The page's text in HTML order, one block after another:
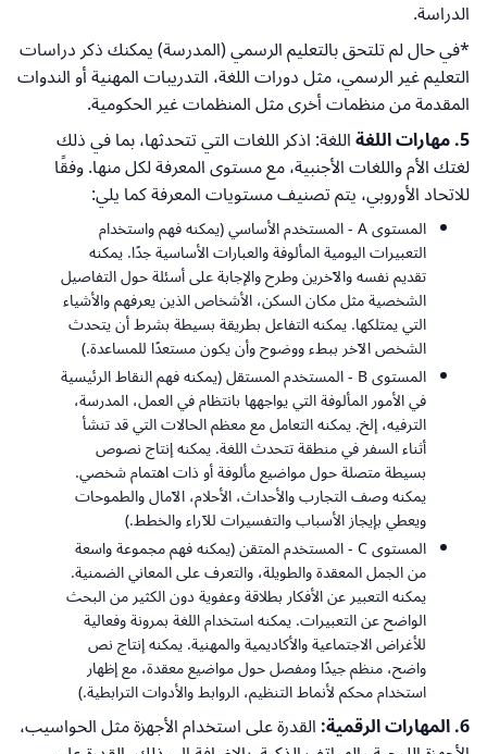
الدراسة.
*في حال لم تلتحق بالتعليم الرسمي (المدرسة) يمكنك ذكر دراسات
التعليم غير الرسمي، مثل دورات اللغة، التدريبات المهنية أو الندوات
المقدمة من منظمات أخرى مثل المنظمات غير الحكومية.
5. مهارات اللغة
اللغة: اذكر اللغات التي تتحدثها، بما في ذلك
لغتك الأم واللغات الأجنبية، مع مستوى المعرفة لكل منها. وفقًا
للاتحاد الأوروبي، يتم تصنيف مستويات المعرفة كما يلي:
المستوى A - المستخدم الأساسي (يمكنه فهم واستخدام
التعبيرات اليومية المألوفة والعبارات الأساسية جدًا. يمكنه
تقديم نفسه والآخرين وطرح والإجابة على أسئلة حول التفاصيل
الشخصية مثل مكان السكن، الأشخاص الذين يعرفهم والأشياء
التي يمتلكها. يمكنه التفاعل بطريقة بسيطة بشرط أن يتحدث
الشخص الآخر ببطء ووضوح وأن يكون مستعدًا للمساعدة.)
المستوى B - المستخدم المستقل (يمكنه فهم النقاط الرئيسية
في الأمور المألوفة التي يواجهها بانتظام في العمل، المدرسة،
الترفيه، إلخ. يمكنه التعامل مع معظم الحالات التي قد تنشأ
أثناء السفر في منطقة تتحدث اللغة. يمكنه إنتاج نصوص
بسيطة متصلة حول مواضيع مألوفة أو ذات اهتمام شخصي.
يمكنه وصف التجارب والأحداث، الأحلام، الآمال والطموحات
ويعطي بإيجاز الأسباب والتفسيرات للآراء والخطط.)
المستوى C - المستخدم المتقن (يمكنه فهم مجموعة واسعة
من الجمل المعقدة والطويلة، والتعرف على المعاني الضمنية.
يمكنه التعبير عن الأفكار بطلاقة وعفوية دون الكثير من البحث
الواضح عن التعبيرات. يمكنه استخدام اللغة بمرونة وفعالية
للأغراض الاجتماعية والأكاديمية والمهنية. يمكنه إنتاج نص
واضح، منظم جيدًا ومفصل حول مواضيع معقدة، مع إظهار
استخدام محكم لأنماط التنظيم، الروابط والأدوات الترابطية.)
6. المهارات الرقمية: القدرة على استخدام الأجهزة مثل الحواسيب،